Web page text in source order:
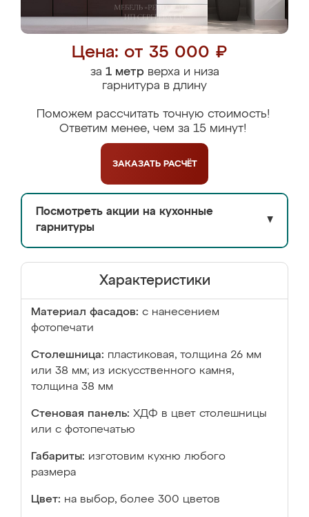
Цена: от 35 000 ₽
за 1 метрверха и низа
гарнитура в длину
Поможем рассчитать точную стоимость!
Ответим менее, чем за 15 минут!
ЗАКАЗАТЬ РАСЧЁТ
Посмотреть акции на кухонные
гарнитуры
▼
Характеристики
Материал фасадов: с нанесением
фотопечати
Столешница: пластиковая, толщина 26 мм
или 38 мм; из искусственного камня,
толщина 38 мм
Стеновая панель: ХДФ в цвет столешницы
или с фотопечатью
Габариты: изготовим кухню любого
размера
Цвет: на выбор, более 300 цветов